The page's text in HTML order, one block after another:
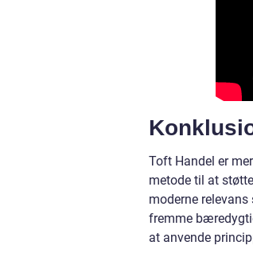
Toft Handel er
metode til at
moderne
fremme
at anvende